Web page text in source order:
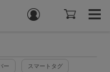
ー スマートタグ